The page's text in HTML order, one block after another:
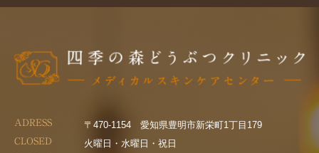
ADRESS 〒470-1154 愛知県豊明市新栄町1丁目179
CLOSED 火曜日・水曜日・祝日